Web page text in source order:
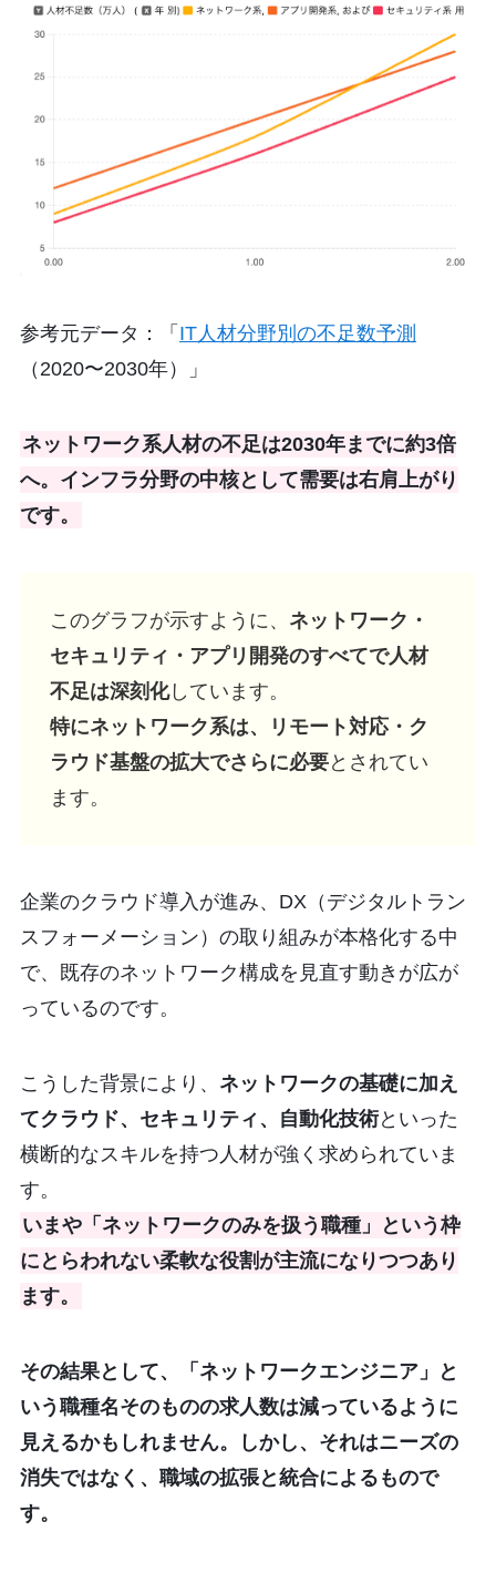
参考元データ：「 IT人材分野別の不足数予測
（2020〜2030年）」
ネットワーク系人材の不足は2030年までに約3倍
へ。インフラ分野の中核として需要は右肩上がり
です。
このグラフが示すように、 ネットワーク・
セキュリティ・アプリ開発のすべてで人材
不足は深刻化しています。
特にネットワーク系は、リモート対応・ク
ラウド基盤の拡大でさらに必要とされてい
ます。
企業のクラウド導入が進み、DX（デジタルトラン
スフォーメーション）の取り組みが本格化する中
で、既存のネットワーク構成を見直す動きが広が
っているのです。
こうした背景により、 ネットワークの基礎に加え
てクラウド、セキュリティ、自動化技術といった
横断的なスキルを持つ人材が強く求められていま
す。
いまや「ネットワークのみを扱う職種」という枠
にとらわれない柔軟な役割が主流になりつつあり
ます。
その結果として、「ネットワークエンジニア」と
いう職種名そのものの求人数は減っているように
見えるかもしれません。しかし、それはニーズの
消失ではなく、職域の拡張と統合によるもので
す。